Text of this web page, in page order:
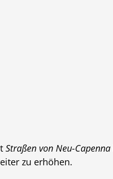
Straßen von Neu-Capenna
zu erhöhen.